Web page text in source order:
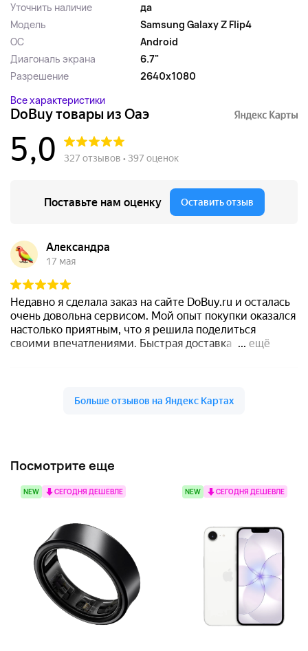
Уточнить наличие
да
Модель
Samsung Galaxy Z Flip4
ОС
Android
Диагональ экрана
6.7"
Разрешение
2640x1080
Все характеристики
Посмотрите еще
NEW СЕГОДНЯ ДЕШЕВЛЕ NEW СЕГОДНЯ ДЕШЕВЛЕ